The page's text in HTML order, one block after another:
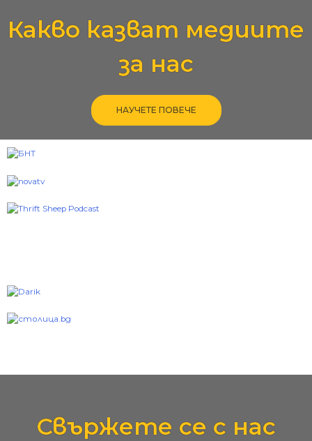
Какво казват медиите
за нас
НАУЧЕТЕ ПОВЕЧЕ
Свържете се с нас